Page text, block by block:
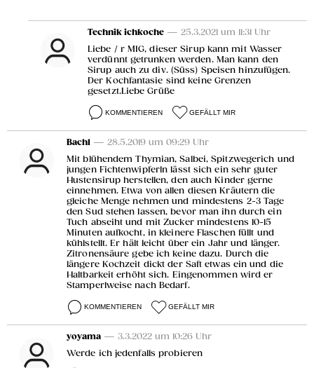
Technik ichkoche — 25.3.2021 um 11:31 Uhr
Liebe / r MIG, dieser Sirup kann mit Wasser
verdünnt getrunken werden. Man kann den
Sirup auch zu div. (Süss) Speisen hinzufügen.
Der Kochfantasie sind keine Grenzen
gesetzt.Liebe Grüße
KOMMENTIEREN GEFÄLLT MIR
Bachl — 28.5.2019 um 09:29 Uhr
Mit blühendem Thymian, Salbei, Spitzwegerich und
jungen Fichtenwipferln lässt sich ein sehr guter
Hustensirup herstellen, den auch Kinder gerne
einnehmen. Etwa von allen diesen Kräutern die
gleiche Menge nehmen und mindestens 2-3 Tage
den Sud stehen lassen, bevor man ihn durch ein
Tuch abseiht und mit Zucker mindestens 10-15
Minuten aufkocht, in kleinere Flaschen füllt und
kühlstellt. Er hält leicht über ein Jahr und länger.
Zitronensäure gebe ich keine dazu. Durch die
längere Kochzeit dickt der Saft etwas ein und die
Haltbarkeit erhöht sich. Eingenommen wird er
Stamperlweise nach Bedarf.
KOMMENTIEREN GEFÄLLT MIR
yoyama — 3.3.2022 um 10:26 Uhr
Werde ich jedenfalls probieren